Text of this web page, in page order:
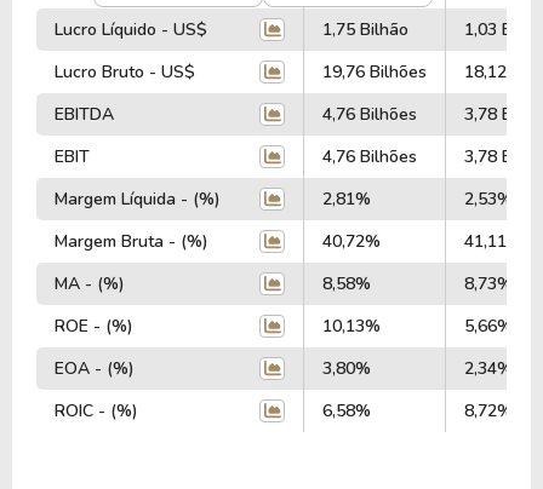
Lucro Líquido - US$
1,75 Bilhão
1,03
Lucro Bruto - US$
19,76 Bilhões
18,12
EBITDA
4,76 Bilhões
3,78
EBIT
4,76 Bilhões
3,78
Margem Líquida - (%)
2,81%
2,53%
Margem Bruta - (%)
40,72%
41,11%
MA - (%)
8,58%
8,73%
ROE - (%)
10,13%
5,66%
EOA - (%)
3,80%
2,34%
ROIC - (%)
6,58% 8,72%